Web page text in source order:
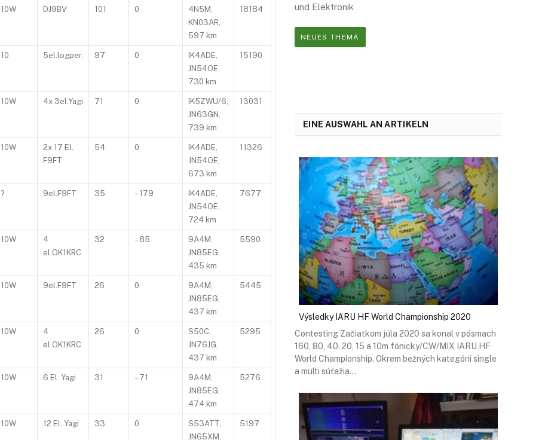
10W DJ9BV 101 0
4N5M,
KN03AR,
597 km
18184
10 5el.logper. 97 0
IK4ADE,
JN54OE,
730 km
15190
10W 4x 3el.Yagi 71 0
IK5ZWU/6,
JN63GN,
739 km
13031
10W
2x 17 El.
F9FT
54 0
IK4ADE,
JN54OE,
673 km
11326
? 9el.F9FT 35 – 179
IK4ADE,
JN54OE,
724 km
7677
10W
4
el.OK1KRC
32 – 85
9A4M,
JN85EG,
435 km
5590
10W 9el.F9FT 26 0
9A4M,
JN85EG,
437 km
5445
10W
4
el.OK1KRC
26 0
S50C,
JN76JG,
437 km
5295
10W 6 El. Yagi 31 – 71
9A4M,
JN85EG,
474 km
5276
10W 12 El. Yagi 33 0
S53ATT,
JN65XM,
5197
und Elektronik
NEUES THEMA
EINE AUSWAHL AN ARTIKELN
Výsledky IARU HF World Championship 2020
Contesting Začiatkom júla 2020 sa konal v pásmach
160, 80, 40, 20, 15 a 10m fónicky/CW/MIX IARU HF
World Championship. Okrem bežných kategórií single
a multi súťažia…